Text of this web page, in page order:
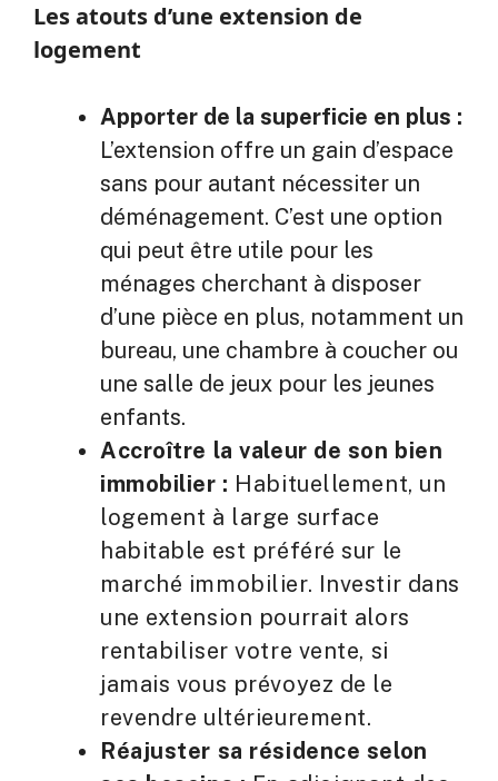
Les atouts d’une extension de
logement
Apporter de la superficie en plus :
L’extension offre un gain d’espace
sans pour autant nécessiter un
déménagement. C’est une option
qui peut être utile pour les
ménages cherchant à disposer
d’une pièce en plus, notamment un
bureau, une chambre à coucher ou
une salle de jeux pour les jeunes
enfants.
Accroître la valeur de son bien
immobilier : Habituellement, un
logement à large surface
habitable est préféré sur le
marché immobilier. Investir dans
une extension pourrait alors
rentabiliser votre vente, si
jamais vous prévoyez de le
revendre ultérieurement.
Réajuster sa résidence selon